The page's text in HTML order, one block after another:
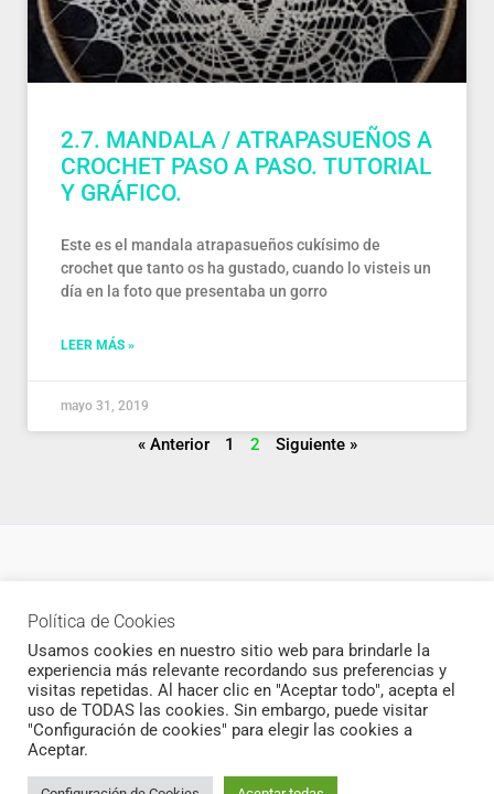
2.7. MANDALA / ATRAPASUEÑOS A
CROCHET PASO A PASO. TUTORIAL
Y GRÁFICO.
Este es el mandala atrapasueños cukísimo de
crochet que tanto os ha gustado, cuando lo visteis un
día en la foto que presentaba un gorro
LEER MÁS »
mayo 31, 2019
« Anterior 1 2 Siguiente »
Todos los derechos © 2026 CukiCrochet | Funciona gracias a
Tema Astra para WordPress
Política de Cookies
Usamos cookies en nuestro sitio web para brindarle la
experiencia más relevante recordando sus preferencias y
visitas repetidas. Al hacer clic en "Aceptar todo", acepta el
uso de TODAS las cookies. Sin embargo, puede visitar
"Configuración de cookies" para elegir las cookies a
Aceptar.